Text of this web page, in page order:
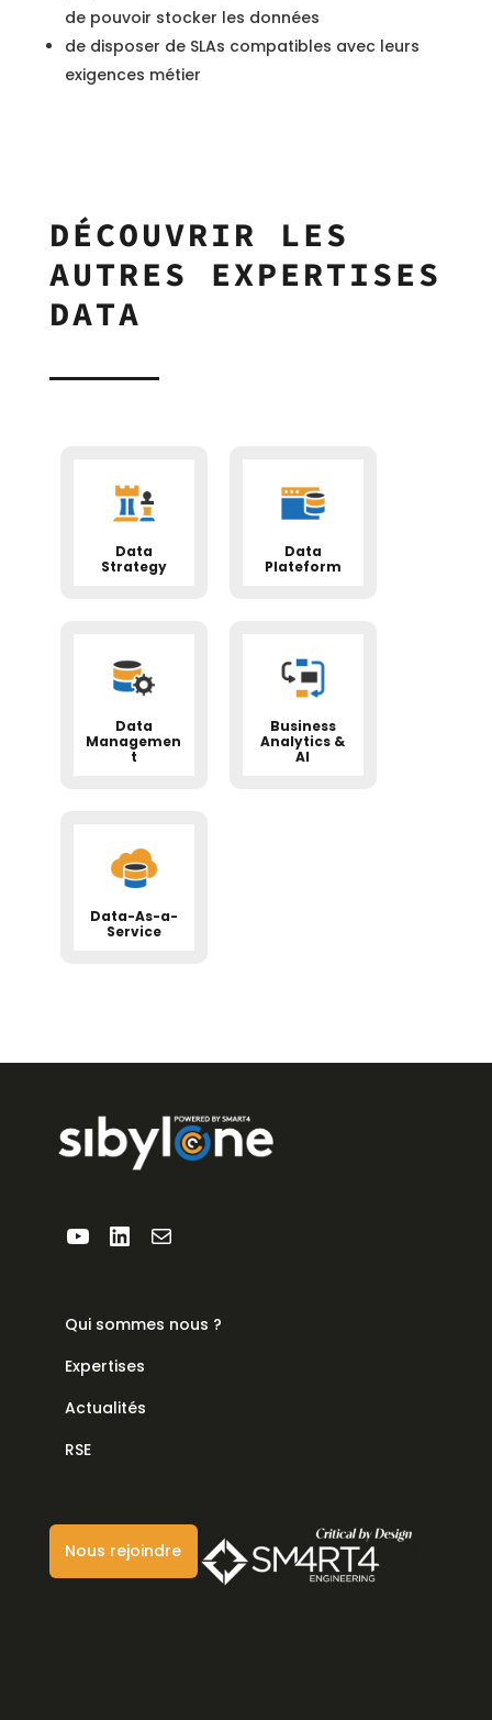
de pouvoir stocker les données
de disposer de SLAs compatibles avec leurs
exigences métier
DÉCOUVRIR LES
AUTRES EXPERTISES
DATA
Data
Strategy
Data
Plateform
Data
Managemen
t
Business
Analytics &
AI
Data-As-a-
Service
YouTube
LinkedIn
E-mail
Qui sommes nous ?
Expertises
Actualités
RSE
Nous rejoindre